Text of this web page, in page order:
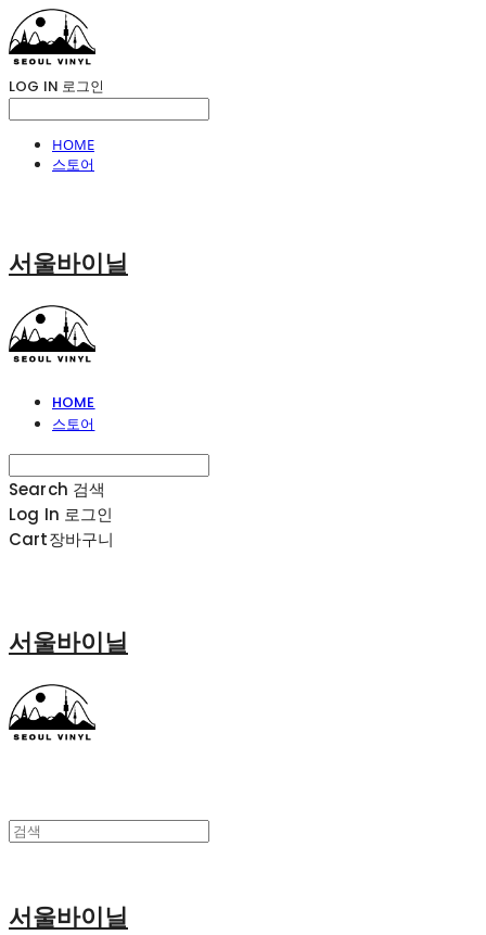
LOG IN 로그인
HOME
스토어
서울바이닐
HOME
스토어
Search 검색
Log In 로그인
Cart장바구니
서울바이닐
서울바이닐